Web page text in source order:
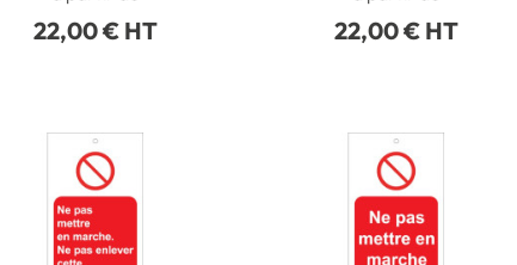
22,00 € HT 22,00 € HT